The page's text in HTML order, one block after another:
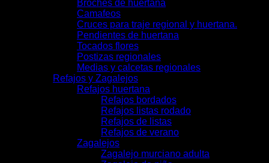
Broches de huertana
Camafeos
Cruces para traje regional y huertana.
Pendientes de huertana
Tocados flores
Postizas regionales
Medias y calcetas regionales
Refajos y Zagalejos
Refajos huertana
Refajos bordados
Refajos listas rodado
Refajos de listas
Refajos de verano
Zagalejos
Zagalejo murciano adulta